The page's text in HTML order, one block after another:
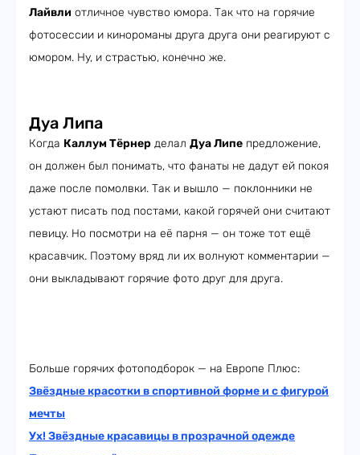
Лайвли отличное чувство юмора. Так что на горячие
фотосессии и кинороманы друга друга они реагируют с
юмором. Ну, и страстью, конечно же.
Дуа Липа
Когда Каллум Тёрнер делал Дуа Липе предложение,
он должен был понимать, что фанаты не дадут ей покоя
даже после помолвки. Так и вышло — поклонники не
устают писать под постами, какой горячей они считают
певицу. Но посмотри на её парня — он тоже тот ещё
красавчик. Поэтому вряд ли их волнуют комментарии —
они выкладывают горячие фото друг для друга.
Больше горячих фотоподборок — на Европе Плюс:
Звёздные красотки в спортивной форме и с фигурой
мечты
Ух! Звёздные красавицы в прозрачной одежде